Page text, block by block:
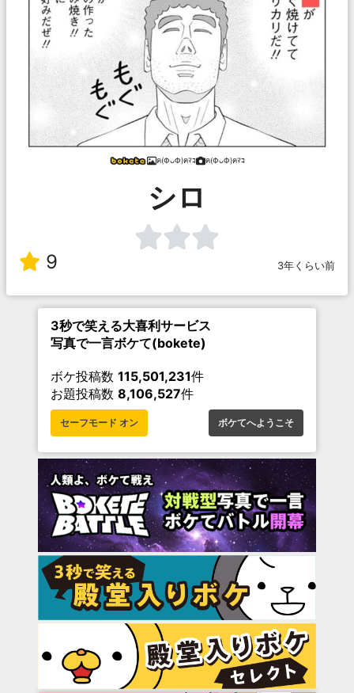
ฅ(ФᴗФ)ฅﾏｺ ฅ(ФᴗФ)ฅﾏｺ
シロ
9 3年くらい前
3秒で笑える大喜利サービス
写真で一言ボケて(bokete)
ボケ投稿数 115,501,231件
お題投稿数 8,106,527件
セーフモード オン ボケてへようこそ